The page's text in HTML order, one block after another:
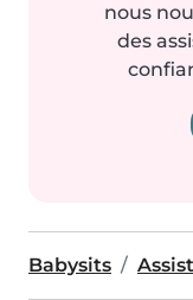
nous
des
Babysits